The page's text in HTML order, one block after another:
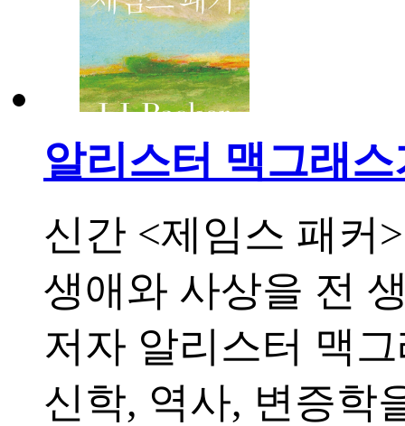
알리스터 맥그래
신간 <제임스 패커
생애와 사상을 전
저자 알리스터 맥
신학, 역사, 변증학